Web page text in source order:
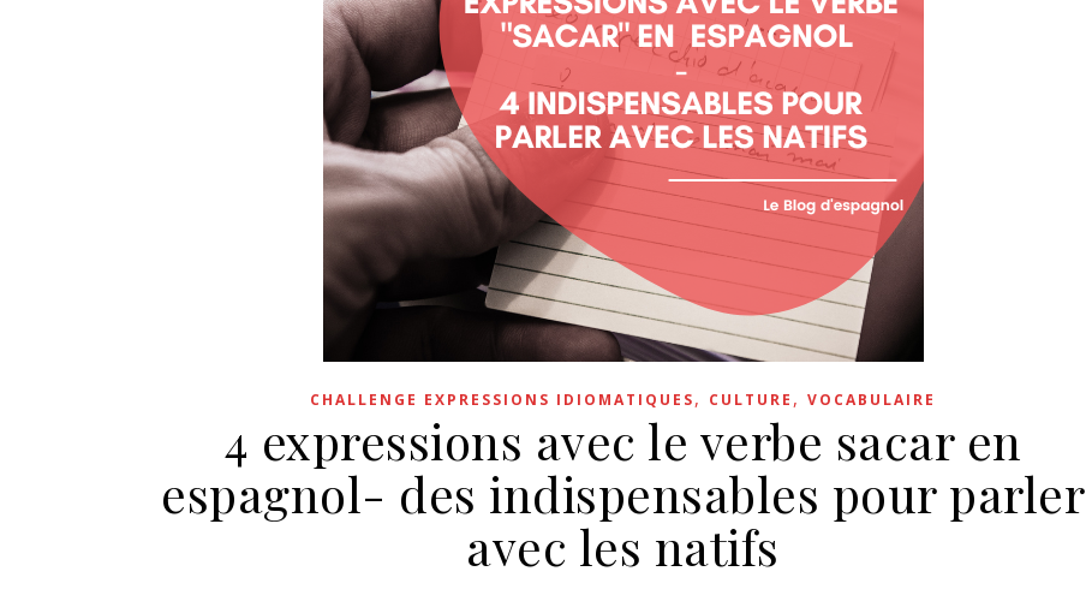
CHALLENGE EXPRESSIONS IDIOMATIQUES, CULTURE , VOCABULAIRE
4 expressions avec le verbe sacar en
espagnol- des indispensables pour parler
avec les natifs